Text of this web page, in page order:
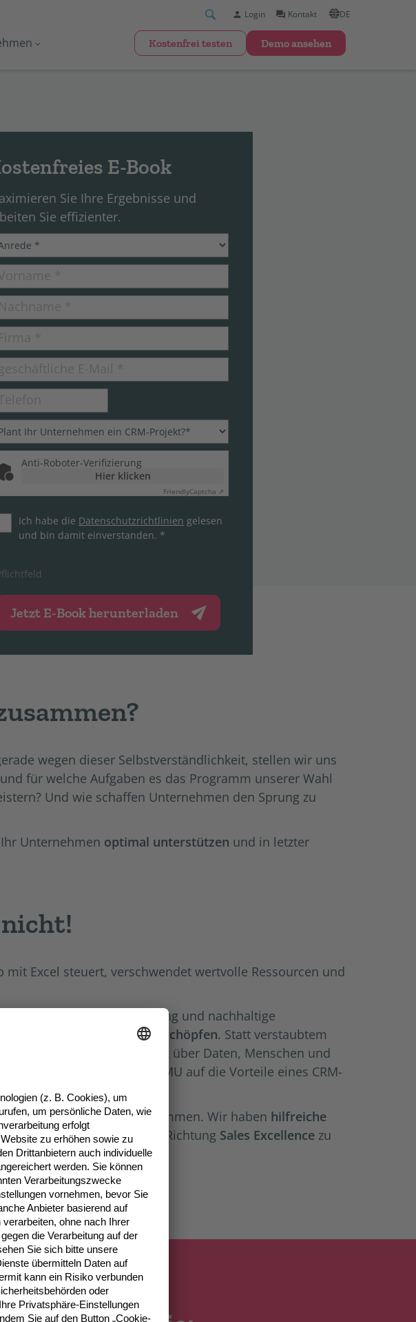
kostenfrei testen Demo ansehen
DE
Kontakt
Login
E-Book
Sie Ihre Ergebnisse und
Sie effizienter.
Anti-Roboter-Verifizierung
Hier klicken
FriendlyCaptcha ⇗
Ich habe die Datenschutzrichtlinien gelesen
und bin damit einverstanden. *
Jetzt E-Book herunterladen
wegen dieser Selbstverständlichkeit, stellen wir uns
und für welche Aufgaben es das Programm unserer Wahl
Und wie schaffen Unternehmen den Sprung zu
Unternehmen optimal unterstützen und in letzter
mit Excel steuert, verschwendet wertvolle Ressourcen und
Terminplanung und nachhaltige
aus seinen Datenausschöpfen. Statt verstaubtem
umfassenden Überblick über Daten, Menschen und
bereits 47,3 Prozent der KMU auf die Vorteile eines CRM-
dem Formelchaos entkommen. Wir haben hilfreiche
um Sie auf Ihrer Reise in Richtung Sales Excellence zu